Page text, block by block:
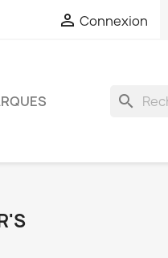
 Connexion
search